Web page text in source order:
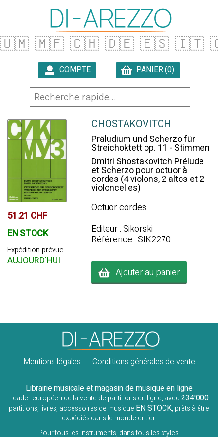
🇺🇲 🇲🇫 🇨🇭 🇩🇪 🇪🇸 🇮🇹
COMPTE PANIER (0)
51.21 CHF
EN STOCK
Expédition prévue
AUJOURD'HUI
CHOSTAKOVITCH
Präludium und Scherzo für
Streichoktett op. 11 - Stimmen
Dmitri Shostakovitch Prélude
et Scherzo pour octuor à
cordes (4 violons, 2 altos et 2
violoncelles)
Octuor cordes
Editeur : Sikorski
Référence : SIK2270
Ajouter au panier
Mentions légales Conditions générales de vente
Librairie musicale et magasin de musique en ligne
Leader européen de la vente de partitions en ligne, avec234'000
partitions, livres, accessoires de musique EN STOCK, prêts à être
expédiés dans le monde entier.
Pour tous les instruments, dans tous les styles.